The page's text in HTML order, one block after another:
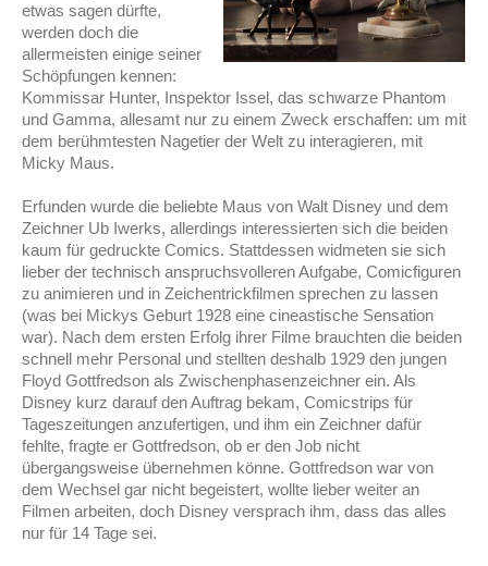
etwas sagen dürfte,
werden doch die
allermeisten einige seiner
Schöpfungen kennen:
Kommissar Hunter, Inspektor Issel, das schwarze Phantom
und Gamma, allesamt nur zu einem Zweck erschaffen: um mit
dem berühmtesten Nagetier der Welt zu interagieren, mit
Micky Maus.
Erfunden wurde die beliebte Maus von Walt Disney und dem
Zeichner Ub Iwerks, allerdings interessierten sich die beiden
kaum für gedruckte Comics. Stattdessen widmeten sie sich
lieber der technisch anspruchsvolleren Aufgabe, Comicfiguren
zu animieren und in Zeichentrickfilmen sprechen zu lassen
(was bei Mickys Geburt 1928 eine cineastische Sensation
war). Nach dem ersten Erfolg ihrer Filme brauchten die beiden
schnell mehr Personal und stellten deshalb 1929 den jungen
Floyd Gottfredson als Zwischenphasenzeichner ein. Als
Disney kurz darauf den Auftrag bekam, Comicstrips für
Tageszeitungen anzufertigen, und ihm ein Zeichner dafür
fehlte, fragte er Gottfredson, ob er den Job nicht
übergangsweise übernehmen könne. Gottfredson war von
dem Wechsel gar nicht begeistert, wollte lieber weiter an
Filmen arbeiten, doch Disney versprach ihm, dass das alles
nur für 14 Tage sei.